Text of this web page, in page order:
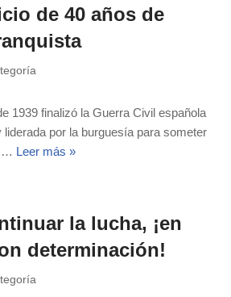
de 40 años de
1939 finalizó la Guerra Civil española
liderada por la burguesía para someter
Leer más »
la lucha, ¡en
determinación!